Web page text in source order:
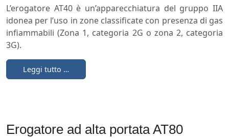
L’erogatore AT40 è un’apparecchiatura del gruppo IIA
idonea per l’uso in zone classificate con presenza di gas
infiammabili (Zona 1, categoria 2G o zona 2, categoria
3G).
Leggi tutto …
Erogatore ad alta portata AT80